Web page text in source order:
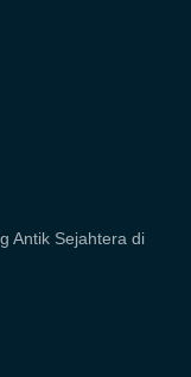
Antik Sejahtera di